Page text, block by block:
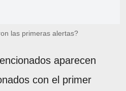
las primeras alertas?
aparecen
con el primer